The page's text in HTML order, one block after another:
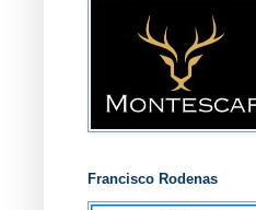
Francisco Rodenas